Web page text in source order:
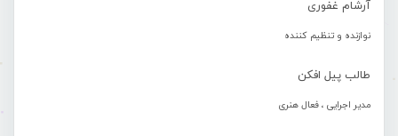
آرشام غفوری
نوازنده و تنظیم کننده
طالب پیل افکن
مدیر اجرایی ، فعال هنری